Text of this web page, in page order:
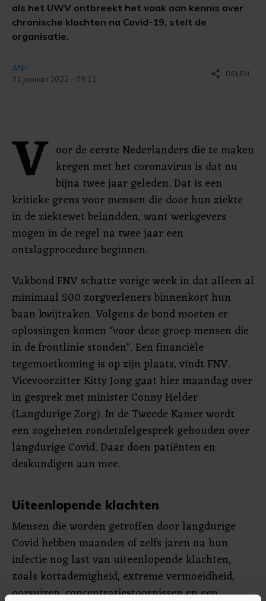
als het UWV ontbreekt het vaak aan kennis over
chronische klachten na Covid-19, stelt de
organisatie.
ANP
31 januari 2022 - 09:11
share DELEN
V oor de eerste Nederlanders die te maken
kregen met het coronavirus is dat nu
bijna twee jaar geleden. Dat is een
kritieke grens voor mensen die door hun ziekte
in de ziektewet belandden, want werkgevers
mogen in de regel na twee jaar een
ontslagprocedure beginnen.
Vakbond FNV schatte vorige week in dat alleen al
minimaal 500 zorgverleners binnenkort hun
baan kwijtraken. Volgens de bond moeten er
oplossingen komen "voor deze groep mensen die
in de frontlinie stonden". Een financiële
tegemoetkoming is op zijn plaats, vindt FNV.
Vicevoorzitter Kitty Jong gaat hier maandag over
in gesprek met minister Conny Helder
(Langdurige Zorg). In de Tweede Kamer wordt
een zogeheten rondetafelgesprek gehouden over
langdurige Covid. Daar doen patiënten en
deskundigen aan mee.
Uiteenlopende klachten
Mensen die worden getroffen door langdurige
Covid hebben maanden of zelfs jaren na hun
infectie nog last van uiteenlopende klachten,
zoals kortademigheid, extreme vermoeidheid,
oorsuizen, concentratiestoornissen en een